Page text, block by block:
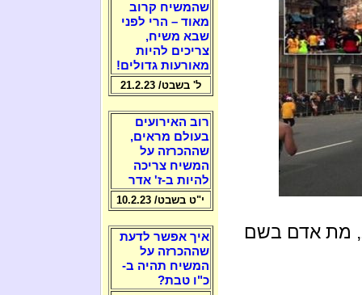
מת אדם בשם
שהמשיח קרוב
מאוד – הרי לפני
שבא משיח,
צריכים להיות
מאורעות גדולים!
ל' בשבט/ 21.2.23
רוב האירועים
בעולם מראים,
שההכרזה על
המשיח צריכה
להיות ב-ז' אדר
י"ט בשבט/ 10.2.23
איך אפשר לדעת
שההכרזה על
המשיח תהיה ב-
כ"ו טבת?